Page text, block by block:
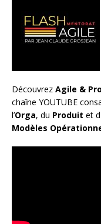
Découvrez Agile &
chaîne YOUTUBE
l’Orga, du Produit et
Modèles